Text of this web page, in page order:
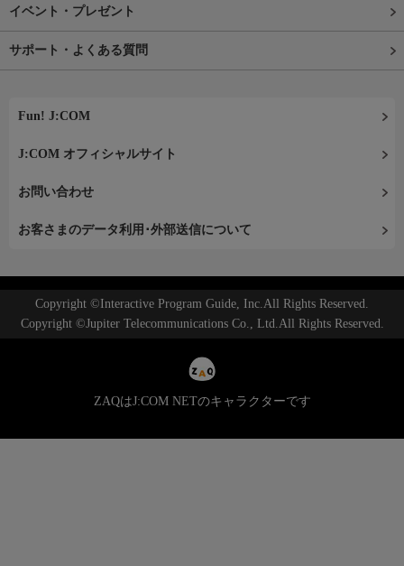
イベント・プレゼント
サポート・よくある質問
Fun! J:COM
J:COM オフィシャルサイト
お問い合わせ
お客さまのデータ利用･外部送信について
Copyright ©Interactive Program Guide, Inc.All Rights Reserved.
Copyright ©Jupiter Telecommunications Co., Ltd.All Rights Reserved.
ZAQはJ:COM NETのキャラクターです